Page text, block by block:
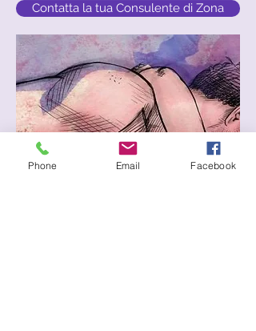
Contatta la tua Consulente di Zona
Phone Email Facebook